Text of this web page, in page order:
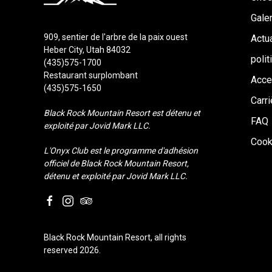
909, sentier de l'arbre de la paix ouest
Heber City, Utah 84032
(435)575-1700
Restaurant surplombant
(435)575-1650
Black Rock Mountain Resort est détenu et
exploité par Jovid Mark LLC.
L'Onyx Club est le programme d'adhésion
officiel de Black Rock Mountain Resort,
détenu et exploité par Jovid Mark LLC.
facebookinstagramtripadvisor
Black Rock Mountain Resort, all rights
reserved 2026.
FAQ